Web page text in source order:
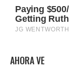
AHORA VE